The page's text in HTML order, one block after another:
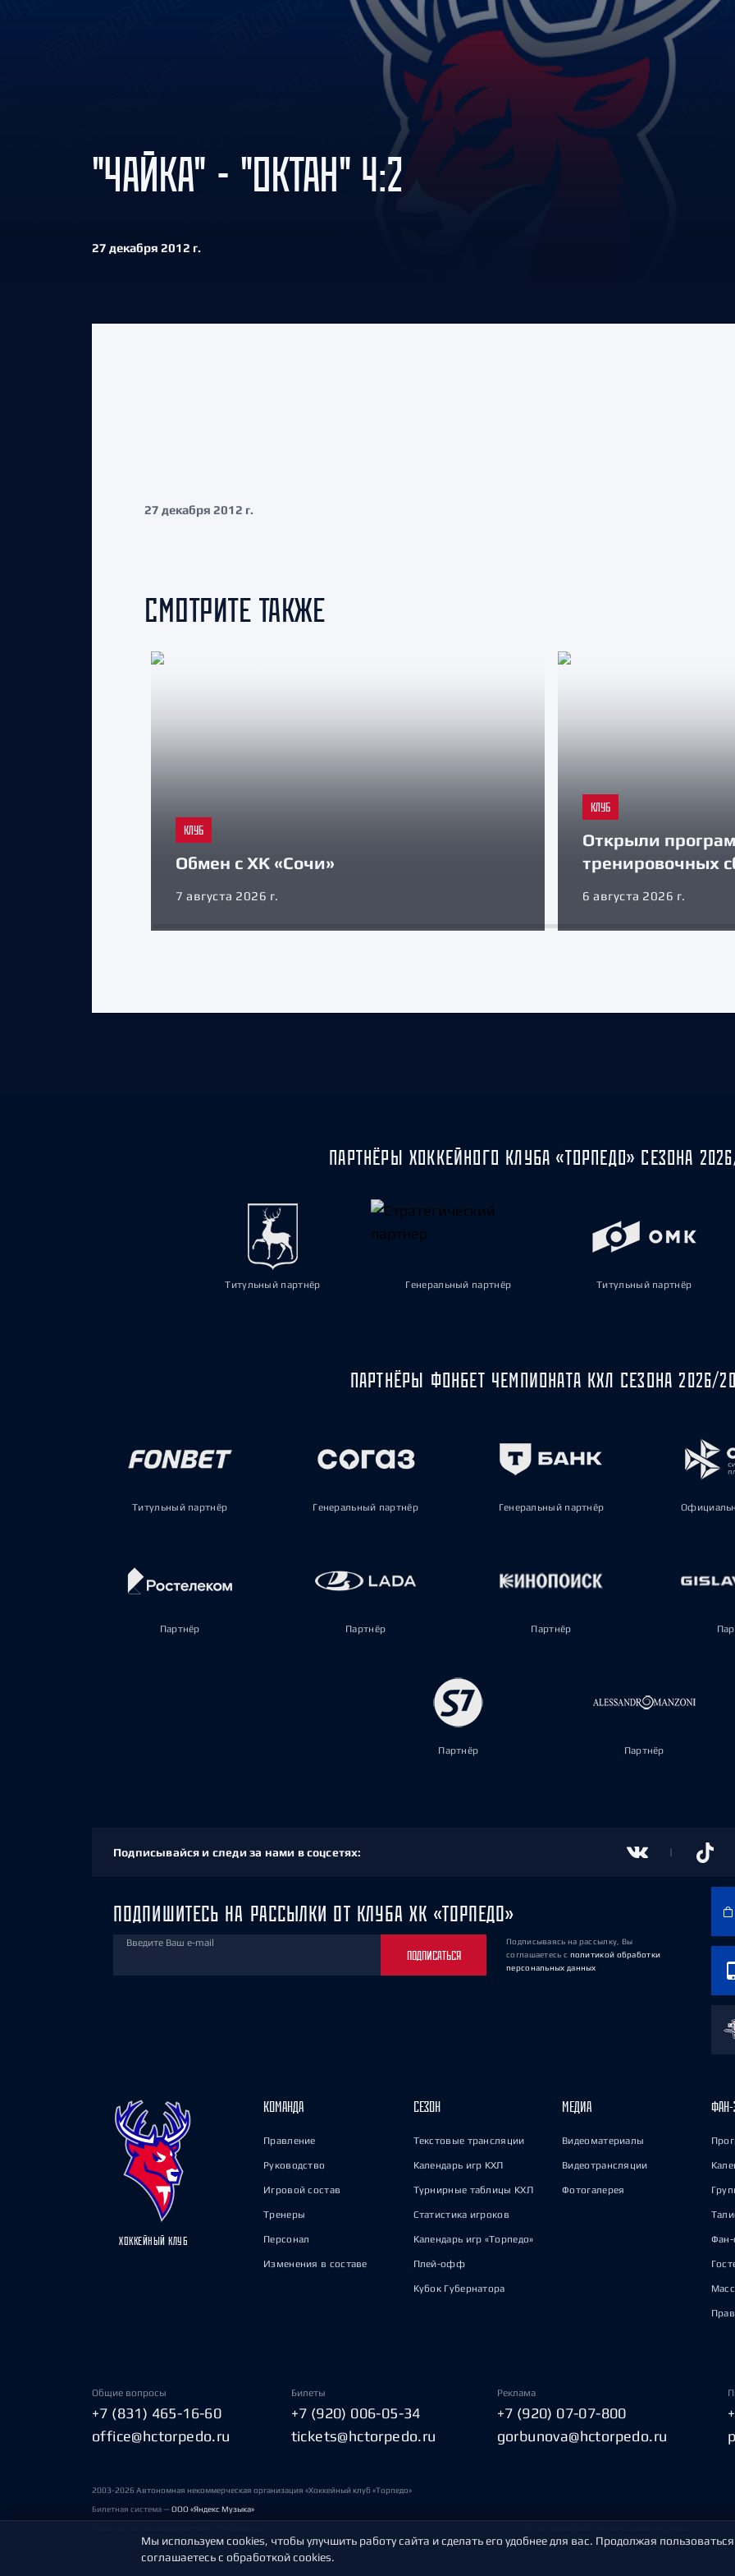
Амур
Барыс
Салават Юлаев
Сибирь
"ЧАЙКА" - "ОКТАН" 4:2
27 декабря 2012 г.
27 декабря 2012 г.
СМОТРИТЕ ТАКЖЕ
КЛУБ
Обмен с ХК «Сочи»
7 августа 2026 г.
КЛУБ
Открыли
тренировочных
6 августа 2026 г.
ПАРТНЁРЫ ХОККЕЙНОГО КЛУБА «ТОРПЕДО» СЕЗОНА
Титульный партнёр Генеральный партнёр Титульный партнёр
ПАРТНЁРЫ ФОНБЕТ ЧЕМПИОНАТА КХЛ СЕЗОНА 2026/
Титульный партнёр Генеральный партнёр Генеральный партнёр
Партнёр Партнёр Партнёр
Партнёр Партнёр
Подписывайся и следи за нами в соцсетях:
ПОДПИШИТЕСЬ НА РАССЫЛКИ ОТ КЛУБА ХК «ТОРПЕДО»
Введите Ваш e-mail
ПОДПИСАТЬСЯ
Подписываясь на рассылку, Вы
соглашаетесь с политикой обработки
персональных данных
ХОККЕЙНЫЙ КЛУБ
КОМАНДА
Правление
Руководство
Игровой состав
Тренеры
Персонал
Изменения в составе
СЕЗОН
Текстовые трансляции
Календарь игр КХЛ
Турнирные таблицы КХЛ
Статистика игроков
Календарь игр «Торпедо»
Плей-офф
Кубок Губернатора
МЕДИА
Видеоматериалы
Видеотрансляции
Фотогалерея
ФАН-
Фан-
Общие вопросы
+7 (831) 465-16-60
office@hctorpedo.ru
Билеты
+7 (920) 006-05-34
tickets@hctorpedo.ru
Реклама
+7 (920) 07-07-800
gorbunova@hctorpedo.ru
2003-2026 Автономная некоммерческая организация «Хоккейный клуб «Торпедо»
Билетная система —ООО «Яндекс Музыка»
Мы используем cookies, чтобы улучшить работу сайта и сделать его удобнее для вас. Продолжая
соглашаетесь с обработкой cookies.